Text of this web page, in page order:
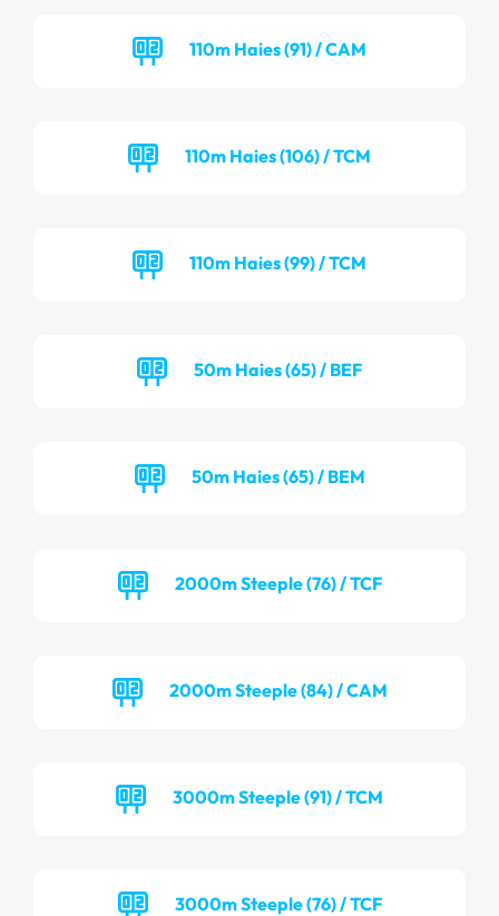
110m Haies (91) / CAM
110m Haies (106) / TCM
110m Haies (99) / TCM
50m Haies (65) / BEF
50m Haies (65) / BEM
2000m Steeple (76) / TCF
2000m Steeple (84) / CAM
3000m Steeple (91) / TCM
3000m Steeple (76) / TCF